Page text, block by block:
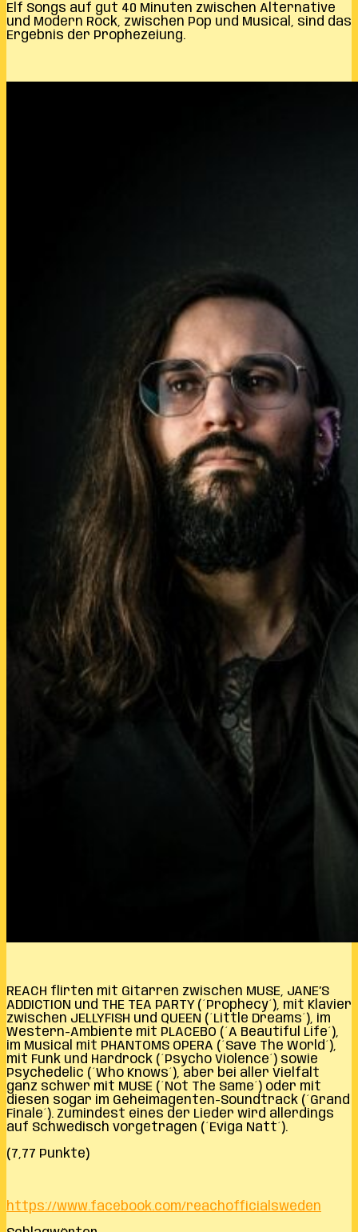
Elf Songs auf gut 40 Minuten zwischen Alternative
und Modern Rock, zwischen Pop und Musical, sind das
Ergebnis der Prophezeiung.
REACH flirten mit Gitarren zwischen MUSE, JANE’S
ADDICTION und THE TEA PARTY (´Prophecy´), mit Klavier
zwischen JELLYFISH und QUEEN (´Little Dreams´), im
Western-Ambiente mit PLACEBO (´A Beautiful Life´),
im Musical mit PHANTOMS OPERA (´Save The World´),
mit Funk und Hardrock (´Psycho Violence´) sowie
Psychedelic (´Who Knows´), aber bei aller Vielfalt
ganz schwer mit MUSE (´Not The Same´) oder mit
diesen sogar im Geheimagenten-Soundtrack (´Grand
Finale´). Zumindest eines der Lieder wird allerdings
auf Schwedisch vorgetragen (´Eviga Natt´).
(7,77 Punkte)
https://www.facebook.com/reachofficialsweden